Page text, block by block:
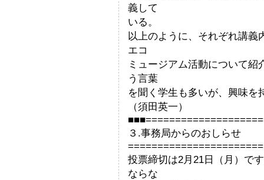
義して
いる。
以上のように、それぞれ講義
エコ
ミュージアム活動について
う言葉
を聞く学生も多いが、興味を
（須田英一）
３.事務局からのおしらせ
投票締切は2月21日（月）で
ならな